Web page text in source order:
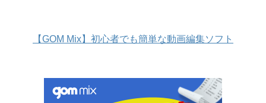
【GOM Mix】初心者でも簡単な動画編集ソフト